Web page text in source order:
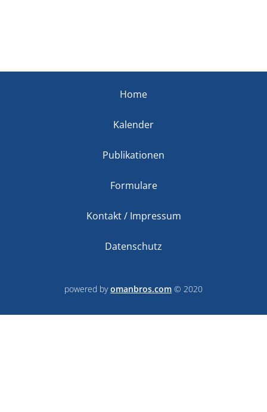
Home
Kalender
Publikationen
Formulare
Kontakt / Impressum
Datenschutz
powered byomanbros.com © 2020